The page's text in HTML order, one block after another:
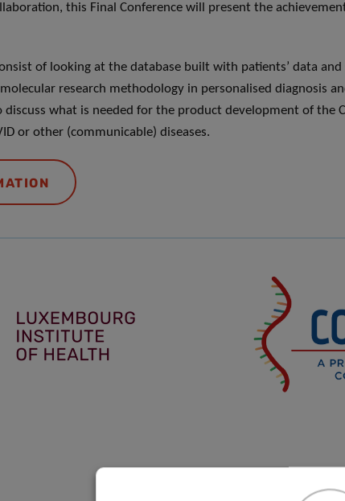
this Final Conference will present the
of looking at the database built with patients’ data
research methodology in personalised diagnosis
what is needed for the product development of the
or other (communicable) diseases.